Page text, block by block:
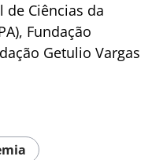
de Ciências da
Fundação
Getulio Vargas